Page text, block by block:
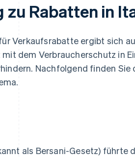
zu Rabatten in
Verkaufsrabatte ergibt sich
dem Verbraucherschutz in
Nachfolgend finden
als Bersani-Gesetz) führte